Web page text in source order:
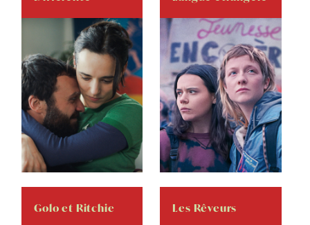
Golo et Ritchie Les Rêveurs